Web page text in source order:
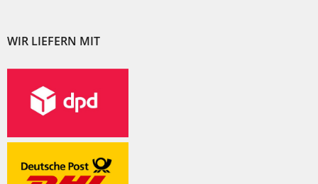
WIR LIEFERN MIT